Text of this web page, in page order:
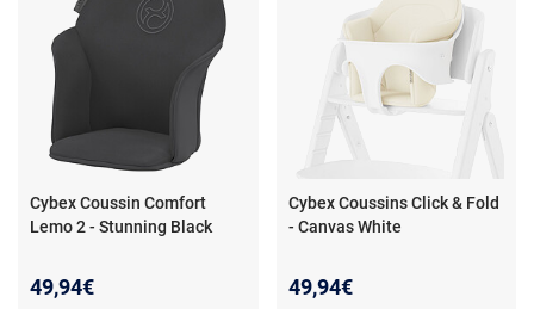
Cybex Coussin Comfort
Lemo 2 - Stunning Black
49,94€
Cybex Coussins Click & Fold
- Canvas White
49,94€